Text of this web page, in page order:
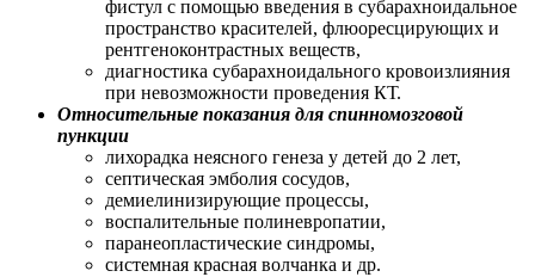
фистул с помощью введения в субарахноидальное
пространство красителей, флюоресцирующих и
рентгеноконтрастных веществ,
диагностика субарахноидального кровоизлияния
при невозможности проведения КТ.
Относительные показания для спинномозговой
пункции
лихорадка неясного генеза у детей до 2 лет,
септическая эмболия сосудов,
демиелинизирующие процессы,
воспалительные полиневропатии,
паранеопластические синдромы,
системная красная волчанка и др.